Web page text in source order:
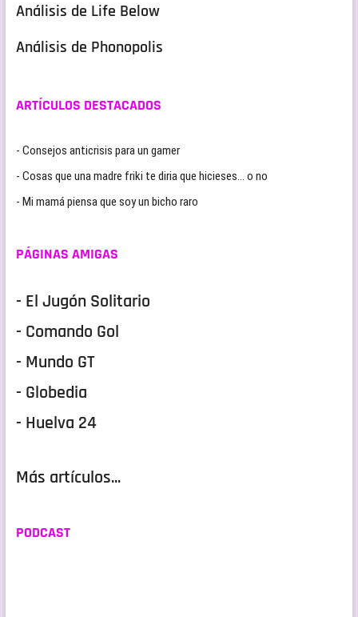
Análisis de Life Below
Análisis de Phonopolis
ARTÍCULOS DESTACADOS
- Consejos anticrisis para un gamer
- Cosas que una madre friki te diria que hicieses… o no
- Mi mamá piensa que soy un bicho raro
PÁGINAS AMIGAS
- El Jugón Solitario
- Comando Gol
- Mundo GT
- Globedia
- Huelva 24
Más artículos...
PODCAST